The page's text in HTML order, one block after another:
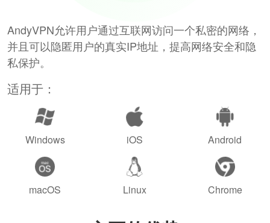
AndyVPN允许用户通过互联网访问一个私密的网络，
并且可以隐匿用户的真实IP地址，提高网络安全和隐
私保护。
适用于：
Windows iOS Android
macOS Linux Chrome